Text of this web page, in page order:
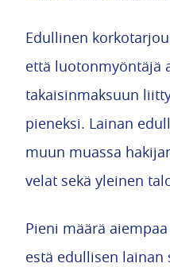
Edullinen
että luotonmyöntäjä
takaisinmaksuun
pieneksi. Lainan
muun muassa
velat sekä yleinen
Pieni määrä
estä edullisen lainan